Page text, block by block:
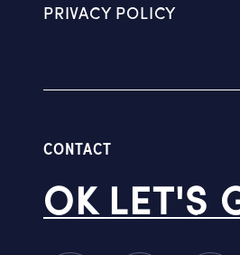
PRIVACY POLICY
CONTACT
OK LET'S